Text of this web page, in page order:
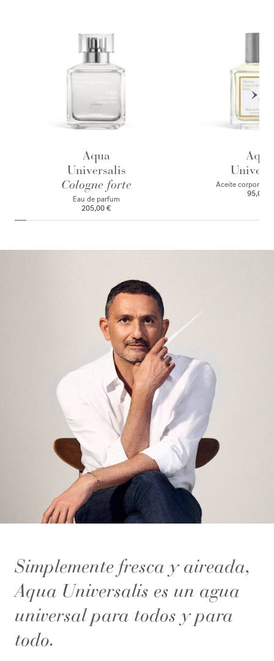
Aqua
Universalis
Cologne forte
Eau de parfum
205,00 €
Aqua
Aceite corporal
95,00 €
Simplemente fresca y aireada,
Aqua Universalis es un agua
universal para todos y para
todo.